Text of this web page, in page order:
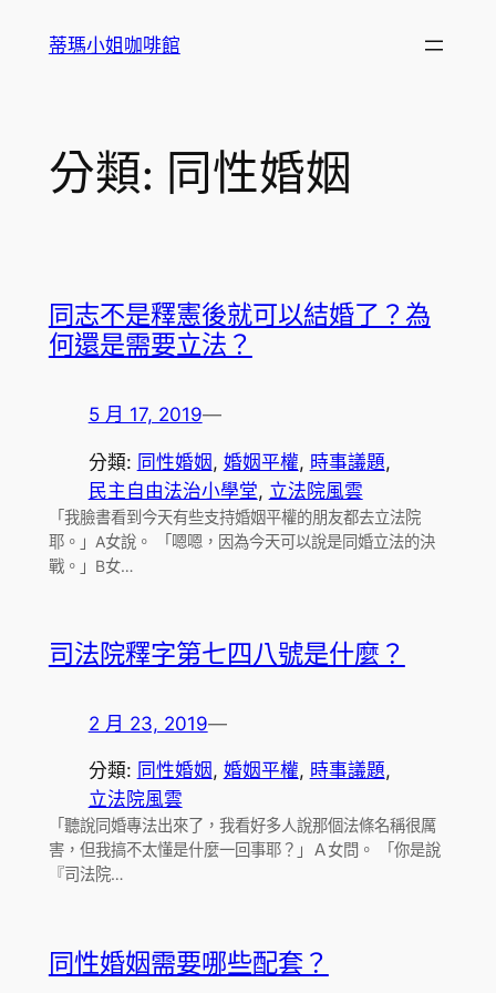
蒂瑪小姐咖啡館
分類: 同性婚姻
同志不是釋憲後就可以結婚了？為
何還是需要立法？
5 月 17, 2019—
分類: 同性婚姻, 婚姻平權, 時事議題
民主自由法治小學堂, 立法院風雲
「我臉書看到今天有些支持婚姻平權的朋友都去立法院
耶。」A女說。 「嗯嗯，因為今天可以說是同婚立法的決
戰。」B女…
司法院釋字第七四八號是什麼？
2 月 23, 2019—
分類: 同性婚姻 , 婚姻平權, 時事議題
立法院風雲
「聽說同婚專法出來了，我看好多人說那個法條名稱很厲
害，但我搞不太懂是什麼一回事耶？」Ａ女問。 「你是說
『司法院…
同性婚姻需要哪些配套？